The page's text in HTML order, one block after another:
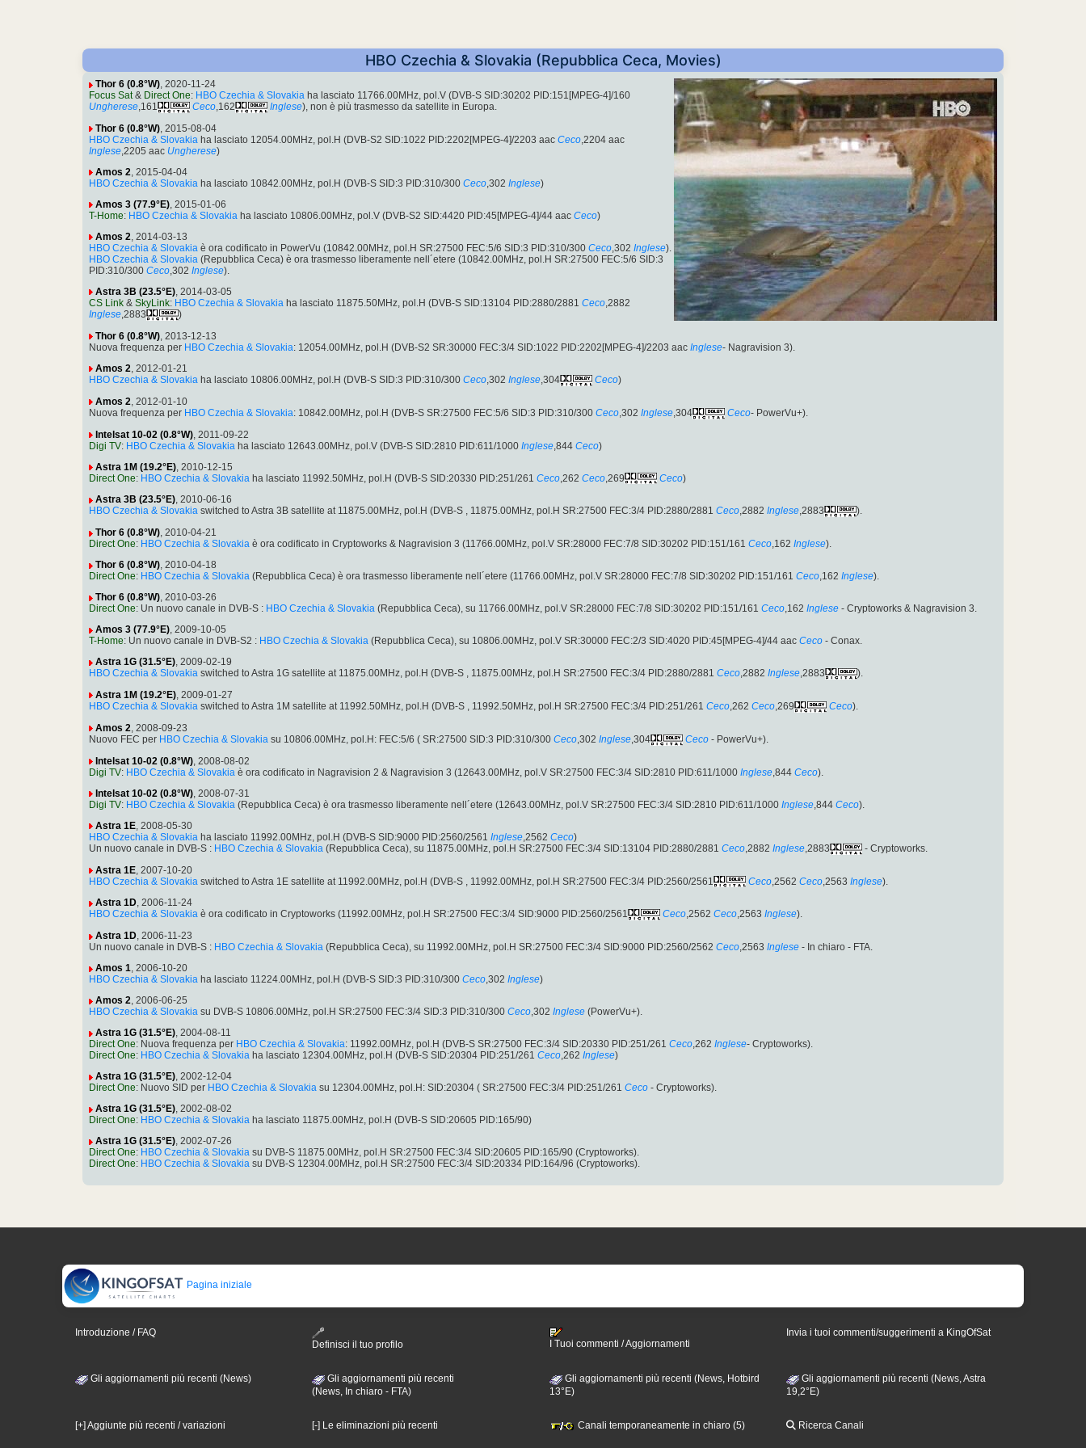
HBO Czechia & Slovakia (Repubblica Ceca, Movies)
Thor 6 (0.8°W), 2020-11-24
Focus Sat& Direct One: HBO Czechia & Slovakia ha lasciato 11766.00MHz, pol.V (DVB-S SID:30202 PID:151[MPEG-4]/160
Ungherese,161 Ceco,162 Inglese), non è più trasmesso da satellite in Europa.
Thor 6 (0.8°W), 2015-08-04
HBO Czechia & Slovakia ha lasciato 12054.00MHz, pol.H (DVB-S2 SID:1022 PID:2202[MPEG-4]/2203 aac Ceco,2204 aac
Inglese,2205 aac Ungherese)
Amos 2, 2015-04-04
HBO Czechia & Slovakia ha lasciato 10842.00MHz, pol.H (DVB-S SID:3 PID:310/300 Ceco,302 Inglese)
Amos 3 (77.9°E), 2015-01-06
T-Home: HBO Czechia & Slovakia ha lasciato 10806.00MHz, pol.V (DVB-S2 SID:4420 PID:45[MPEG-4]/44 aac Ceco)
Amos 2, 2014-03-13
HBO Czechia & Slovakia è ora codificato in PowerVu (10842.00MHz, pol.H SR:27500 FEC:5/6 SID:3 PID:310/300 Ceco,302 Inglese).
HBO Czechia & Slovakia (Repubblica Ceca) è ora trasmesso liberamente nell´etere (10842.00MHz, pol.H SR:27500 FEC:5/6 SID:3
PID:310/300 Ceco,302 Inglese).
Astra 3B (23.5°E), 2014-03-05
CS Link & SkyLink: HBO Czechia & Slovakia ha lasciato 11875.50MHz, pol.H (DVB-S SID:13104 PID:2880/2881 Ceco,2882
Inglese,2883
)
Thor 6 (0.8°W), 2013-12-13
Nuova frequenza per HBO Czechia & Slovakia: 12054.00MHz, pol.H (DVB-S2 SR:30000 FEC:3/4 SID:1022 PID:2202[MPEG-4]/2203 aac Inglese- Nagravision 3).
Amos 2, 2012-01-21
HBO Czechia & Slovakia ha lasciato 10806.00MHz, pol.H (DVB-S SID:3 PID:310/300 Ceco,302 Inglese,304 Ceco)
Amos 2 , 2012-01-10
Nuova frequenza per HBO Czechia & Slovakia: 10842.00MHz, pol.H (DVB-S SR:27500 FEC:5/6 SID:3 PID:310/300 Ceco ,302 Inglese ,304 Ceco- PowerVu+).
Intelsat 10-02 (0.8°W) , 2011-09-22
Digi TV: HBO Czechia & Slovakia ha lasciato 12643.00MHz, pol.V (DVB-S SID:2810 PID:611/1000 Inglese ,844 Ceco)
Astra 1M (19.2°E) , 2010-12-15
Direct One: HBO Czechia & Slovakia ha lasciato 11992.50MHz, pol.H (DVB-S SID:20330 PID:251/261 Ceco ,262 Ceco ,269 Ceco)
Astra 3B (23.5°E), 2010-06-16
HBO Czechia & Slovakia switched to Astra 3B satellite at 11875.00MHz, pol.H (DVB-S , 11875.00MHz, pol.H SR:27500 FEC:3/4 PID:2880/2881 Ceco,2882 Inglese,2883
).
Thor 6 (0.8°W), 2010-04-21
Direct One: HBO Czechia & Slovakia è ora codificato in Cryptoworks & Nagravision 3 (11766.00MHz, pol.V SR:28000 FEC:7/8 SID:30202 PID:151/161 Ceco,162 Inglese).
Thor 6 (0.8°W), 2010-04-18
Direct One: HBO Czechia & Slovakia (Repubblica Ceca) è ora trasmesso liberamente nell´etere (11766.00MHz, pol.V SR:28000 FEC:7/8 SID:30202 PID:151/161 Ceco,162 Inglese).
Thor 6 (0.8°W), 2010-03-26
Direct One: Un nuovo canale in DVB-S : HBO Czechia & Slovakia (Repubblica Ceca), su 11766.00MHz, pol.V SR:28000 FEC:7/8 SID:30202 PID:151/161 Ceco,162 Inglese - Cryptoworks & Nagravision 3.
Amos 3 (77.9°E), 2009-10-05
T-Home: Un nuovo canale in DVB-S2 : HBO Czechia & Slovakia (Repubblica Ceca), su 10806.00MHz, pol.V SR:30000 FEC:2/3 SID:4020 PID:45[MPEG-4]/44 aac Ceco - Conax.
Astra 1G (31.5°E), 2009-02-19
HBO Czechia & Slovakia switched to Astra 1G satellite at 11875.00MHz, pol.H (DVB-S , 11875.00MHz, pol.H SR:27500 FEC:3/4 PID:2880/2881 Ceco,2882 Inglese,2883
).
Astra 1M (19.2°E), 2009-01-27
HBO Czechia & Slovakia switched to Astra 1M satellite at 11992.50MHz, pol.H (DVB-S , 11992.50MHz, pol.H SR:27500 FEC:3/4 PID:251/261 Ceco,262 Ceco,269 Ceco).
Amos 2, 2008-09-23
Nuovo FEC per HBO Czechia & Slovakia su 10806.00MHz, pol.H: FEC:5/6 ( SR:27500 SID:3 PID:310/300 Ceco,302 Inglese,304 Ceco - PowerVu+).
Intelsat 10-02 (0.8°W) , 2008-08-02
Digi TV: HBO Czechia & Slovakia è ora codificato in Nagravision 2 & Nagravision 3 (12643.00MHz, pol.V SR:27500 FEC:3/4 SID:2810 PID:611/1000 Inglese ,844 Ceco).
Intelsat 10-02 (0.8°W) , 2008-07-31
Digi TV: HBO Czechia & Slovakia (Repubblica Ceca) è ora trasmesso liberamente nell´etere (12643.00MHz, pol.V SR:27500 FEC:3/4 SID:2810 PID:611/1000 Inglese ,844 Ceco).
Astra 1E , 2008-05-30
HBO Czechia & Slovakia ha lasciato 11992.00MHz, pol.H (DVB-S SID:9000 PID:2560/2561 Inglese ,2562 Ceco)
Un nuovo canale in DVB-S : HBO Czechia & Slovakia (Repubblica Ceca), su 11875.00MHz, pol.H SR:27500 FEC:3/4 SID:13104 PID:2880/2881 Ceco ,2882 Inglese ,2883
- Cryptoworks.
Astra 1E , 2007-10-20
HBO Czechia & Slovakia switched to Astra 1E satellite at 11992.00MHz, pol.H (DVB-S , 11992.00MHz, pol.H SR:27500 FEC:3/4 PID:2560/2561 Ceco ,2562 Ceco ,2563 Inglese).
Astra 1D, 2006-11-24
HBO Czechia & Slovakia è ora codificato in Cryptoworks (11992.00MHz, pol.H SR:27500 FEC:3/4 SID:9000 PID:2560/2561 Ceco,2562 Ceco,2563 Inglese).
Astra 1D, 2006-11-23
Un nuovo canale in DVB-S : HBO Czechia & Slovakia (Repubblica Ceca), su 11992.00MHz, pol.H SR:27500 FEC:3/4 SID:9000 PID:2560/2562 Ceco,2563 Inglese - In chiaro - FTA.
Amos 1, 2006-10-20
HBO Czechia & Slovakia ha lasciato 11224.00MHz, pol.H (DVB-S SID:3 PID:310/300 Ceco,302 Inglese)
Amos 2, 2006-06-25
HBO Czechia & Slovakia su DVB-S 10806.00MHz, pol.H SR:27500 FEC:3/4 SID:3 PID:310/300 Ceco,302 Inglese (PowerVu+).
Astra 1G (31.5°E), 2004-08-11
Direct One: Nuova frequenza per HBO Czechia & Slovakia: 11992.00MHz, pol.H (DVB-S SR:27500 FEC:3/4 SID:20330 PID:251/261 Ceco,262 Inglese- Cryptoworks).
Direct One: HBO Czechia & Slovakia ha lasciato 12304.00MHz, pol.H (DVB-S SID:20304 PID:251/261 Ceco,262 Inglese)
Astra 1G (31.5°E), 2002-12-04
Direct One: Nuovo SID per HBO Czechia & Slovakia su 12304.00MHz, pol.H: SID:20304 ( SR:27500 FEC:3/4 PID:251/261 Ceco - Cryptoworks).
Astra 1G (31.5°E), 2002-08-02
Direct One: HBO Czechia & Slovakia ha lasciato 11875.00MHz, pol.H (DVB-S SID:20605 PID:165/90)
Astra 1G (31.5°E), 2002-07-26
Direct One: HBO Czechia & Slovakia su DVB-S 11875.00MHz, pol.H SR:27500 FEC:3/4 SID:20605 PID:165/90 (Cryptoworks).
Direct One: HBO Czechia & Slovakia su DVB-S 12304.00MHz, pol.H SR:27500 FEC:3/4 SID:20334 PID:164/96 (Cryptoworks).
Pagina iniziale
Introduzione / FAQ
Definisci il tuo profilo
I Tuoi commenti / Aggiornamenti
Invia i tuoi commenti/suggerimenti a KingOfSat
Gli aggiornamenti più recenti (News)
Gli aggiornamenti più recenti
(News, In chiaro - FTA)
Gli aggiornamenti più recenti (News, Hotbird
13°E)
Gli aggiornamenti più recenti (News, Astra
19,2°E)
[+] Aggiunte più recenti / variazioni [-] Le eliminazioni più recenti Canali temporaneamente in chiaro (5) Ricerca Canali